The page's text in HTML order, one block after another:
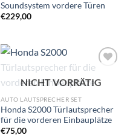
Soundsystem vordere Türen
€229,00
Wunschliste
NICHT VORRÄTIG
AUTO LAUTSPRECHER SET
Honda S2000 Türlautsprecher
für die vorderen Einbauplätze
€75,00